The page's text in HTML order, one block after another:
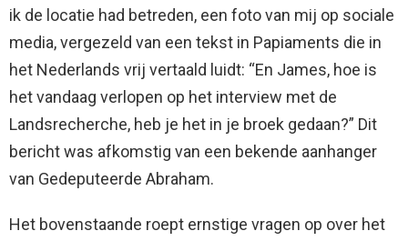
ik de locatie had betreden, een foto van mij op sociale
media, vergezeld van een tekst in Papiaments die in
het Nederlands vrij vertaald luidt: “En James, hoe is
het vandaag verlopen op het interview met de
Landsrecherche, heb je het in je broek gedaan?” Dit
bericht was afkomstig van een bekende aanhanger
van Gedeputeerde Abraham.
Het bovenstaande roept ernstige vragen op over het